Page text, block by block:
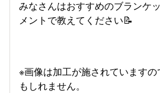
みなさんはおすすめのブランケ
メントで教えてください📝
※画像は加工が施されています
もしれません。